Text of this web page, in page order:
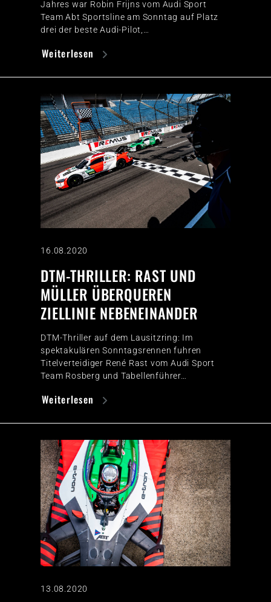
Jahres war Robin Frijns vom Audi Sport
Team Abt Sportsline am Sonntag auf Platz
drei der beste Audi-Pilot,…
Weiterlesen
16.08.2020
DTM-THRILLER: RAST UND
MÜLLER ÜBERQUEREN
ZIELLINIE NEBENEINANDER
DTM-Thriller auf dem Lausitzring: Im
spektakulären Sonntagsrennen fuhren
Titelverteidiger René Rast vom Audi Sport
Team Rosberg und Tabellenführer…
Weiterlesen
13.08.2020